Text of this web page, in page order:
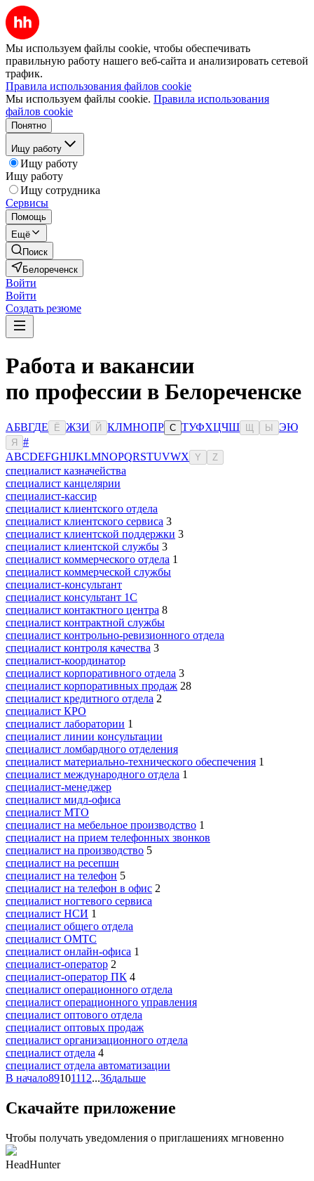
Мы используем файлы cookie, чтобы обеспечивать
правильную работу нашего веб-сайта и анализировать сетевой
трафик.
Правила использования файлов cookie
Мы используем файлы cookie. Правила использования
файлов cookie
Понятно
Ищу работу
Ищу работу
Ищу работу
Ищу сотрудника
Сервисы
Помощь
Ещё
Поиск
Белореченск
Войти
Войти
Создать резюме
Работа и вакансии
по профессии в Белореченске
АБВГДЕ Ё ЖЗИ Й КЛМНОПР С ТУФХЦЧШ Ы ЭЮ
Я
#
ABCDEFGHIJKLMNOPQRSTUVWX Y Z
специалист казначейства
специалист канцелярии
специалист-кассир
специалист клиентского отдела
специалист клиентского сервиса 3
специалист клиентской поддержки 3
специалист клиентской службы 3
специалист коммерческого отдела 1
специалист коммерческой службы
специалист-консультант
специалист консультант 1С
специалист контактного центра 8
специалист контрактной службы
специалист контрольно-ревизионного отдела
специалист контроля качества 3
специалист-координатор
специалист корпоративного отдела 3
специалист корпоративных продаж 28
специалист кредитного отдела 2
специалист КРО
специалист лаборатории 1
специалист линии консультации
специалист ломбардного отделения
специалист материально-технического обеспечения 1
специалист международного отдела 1
специалист-менеджер
специалист мидл-офиса
специалист МТО
специалист на мебельное производство 1
специалист на прием телефонных звонков
специалист на производство 5
специалист на ресепшн
специалист на телефон 5
специалист на телефон в офис 2
специалист ногтевого сервиса
специалист НСИ 1
специалист общего отдела
специалист ОМТС
специалист онлайн-офиса 1
специалист-оператор 2
специалист-оператор ПК 4
специалист операционного отдела
специалист операционного управления
специалист оптового отдела
специалист оптовых продаж
специалист организационного отдела
специалист отдела 4
специалист отдела автоматизации
В начало89101112...36дальше
Скачайте приложение
Чтобы получать уведомления о приглашениях мгновенно
HeadHunter